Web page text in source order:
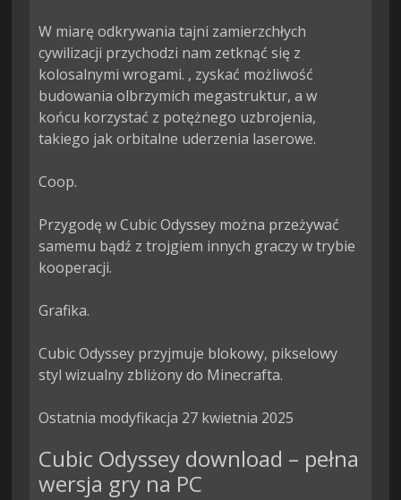
W miarę odkrywania tajni zamierzchłych
cywilizacji przychodzi nam zetknąć się z
kolosalnymi wrogami. , zyskać możliwość
budowania olbrzymich megastruktur, a w
końcu korzystać z potężnego uzbrojenia,
takiego jak orbitalne uderzenia laserowe.
Coop.
Przygodę w Cubic Odyssey można przeżywać
samemu bądź z trojgiem innych graczy w trybie
kooperacji.
Grafika.
Cubic Odyssey przyjmuje blokowy, pikselowy
styl wizualny zbliżony do Minecrafta.
Ostatnia modyfikacja 27 kwietnia 2025
Cubic Odyssey download – pełna
wersja gry na PC